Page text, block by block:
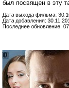
был посвящен в эту
Дата выхода фильма:
Дата добавления:
Последнее обновление: